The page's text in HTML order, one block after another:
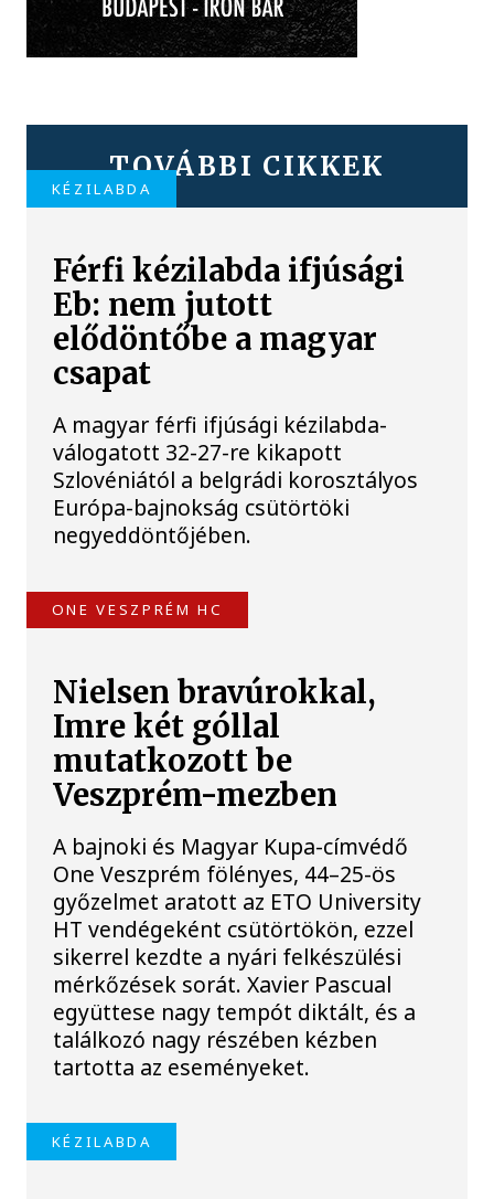
TOVÁBBI CIKKEK
KÉZILABDA
Férfi kézilabda ifjúsági
Eb: nem jutott
elődöntőbe a magyar
csapat
A magyar férfi ifjúsági kézilabda-
válogatott 32-27-re kikapott
Szlovéniától a belgrádi korosztályos
Európa-bajnokság csütörtöki
negyeddöntőjében.
ONE VESZPRÉM HC
Nielsen bravúrokkal,
Imre két góllal
mutatkozott be
Veszprém-mezben
A bajnoki és Magyar Kupa-címvédő
One Veszprém fölényes, 44–25-ös
győzelmet aratott az ETO University
HT vendégeként csütörtökön, ezzel
sikerrel kezdte a nyári felkészülési
mérkőzések sorát. Xavier Pascual
együttese nagy tempót diktált, és a
találkozó nagy részében kézben
tartotta az eseményeket.
KÉZILABDA